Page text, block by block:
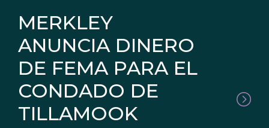
MERKLEY
ANUNCIA DINERO
DE FEMA PARA EL
CONDADO DE
TILLAMOOK